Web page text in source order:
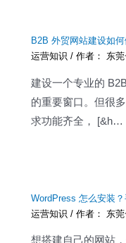
B2B 外贸网站建设如
运营知识 / 作者： 东
建设一个专业的
的重要窗口。但很
求功能齐全， [&h…
WordPress 怎么安装
运营知识 / 作者： 东
想搭建自己的网站